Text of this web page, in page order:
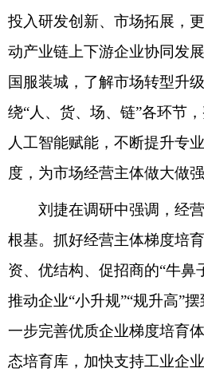
投入研发创新、市场拓展，
动产业链上下游企业协同发
国服装城，了解市场转型升
绕“人、货、场、链”各环节
人工智能赋能，不断提升专
度，为市场经营主体做大做
刘捷在调研中强调，经营
根基。抓好经营主体梯度培
资、优结构、促招商的“牛鼻
推动企业“小升规”“规升高”
一步完善优质企业梯度培育
态培育库，加快支持工业企